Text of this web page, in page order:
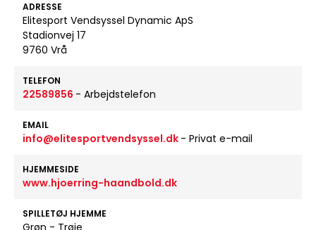
ADRESSE
Elitesport Vendsyssel Dynamic ApS
Stadionvej 17
9760 Vrå
TELEFON
22589856 - Arbejdstelefon
EMAIL
info@elitesportvendsyssel.dk - Privat e-mail
HJEMMESIDE
www.hjoerring-haandbold.dk
SPILLETØJ HJEMME
Grøn - Trøje